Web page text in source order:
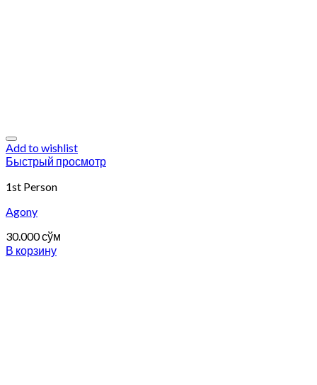
Add to wishlist
Быстрый просмотр
1st Person
Agony
30.000сўм
В корзину